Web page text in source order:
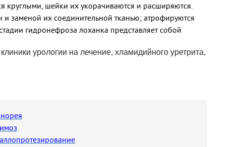
круглыми, шейки их укорачиваются и расширяются.
заменой их соединительной тканью; атрофируются
гидронефроза лоханка представляет собой
урологии на лечение, хламидийного уретрита,